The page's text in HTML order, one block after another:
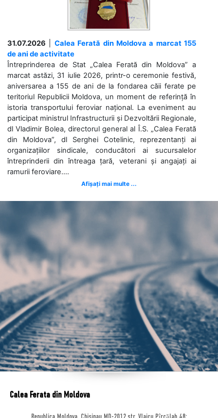
31.07.2026
Calea Ferată din Moldova a marcat 155
de ani de activitate
Întreprinderea de Stat „Calea Ferată din Moldova” a
marcat astăzi, 31 iulie 2026, printr-o ceremonie festivă,
aniversarea a 155 de ani de la fondarea căii ferate pe
teritoriul Republicii Moldova, un moment de referință în
istoria transportului feroviar național. La eveniment au
participat ministrul Infrastructurii și Dezvoltării Regionale,
dl Vladimir Bolea, directorul general al Î.S. „Calea Ferată
din Moldova”, dl Serghei Cotelinic, reprezentanți ai
organizațiilor sindicale, conducători ai sucursalelor
întreprinderii din întreaga țară, veterani și angajați ai
ramurii feroviare....
Afișați mai multe ...
Calea Ferata din Moldova